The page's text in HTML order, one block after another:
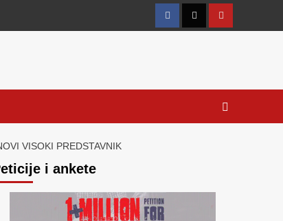
VISOKI PREDSTAVNIK
i ankete